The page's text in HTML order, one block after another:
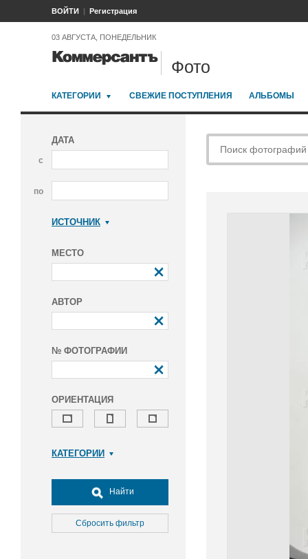
ВОЙТИ Регистрация
03 АВГУСТА, ПОНЕДЕЛЬНИК
Фото
КАТЕГОРИИ СВЕЖИЕ ПОСТУПЛЕНИЯ АЛЬБОМЫ
ДАТА
с
по
ИСТОЧНИК
МЕСТО
АВТОР
№ ФОТОГРАФИИ
ОРИЕНТАЦИЯ
КАТЕГОРИИ
Досуг, туризм и отдых
Культура
Медицина
Найти
Сбросить фильтр